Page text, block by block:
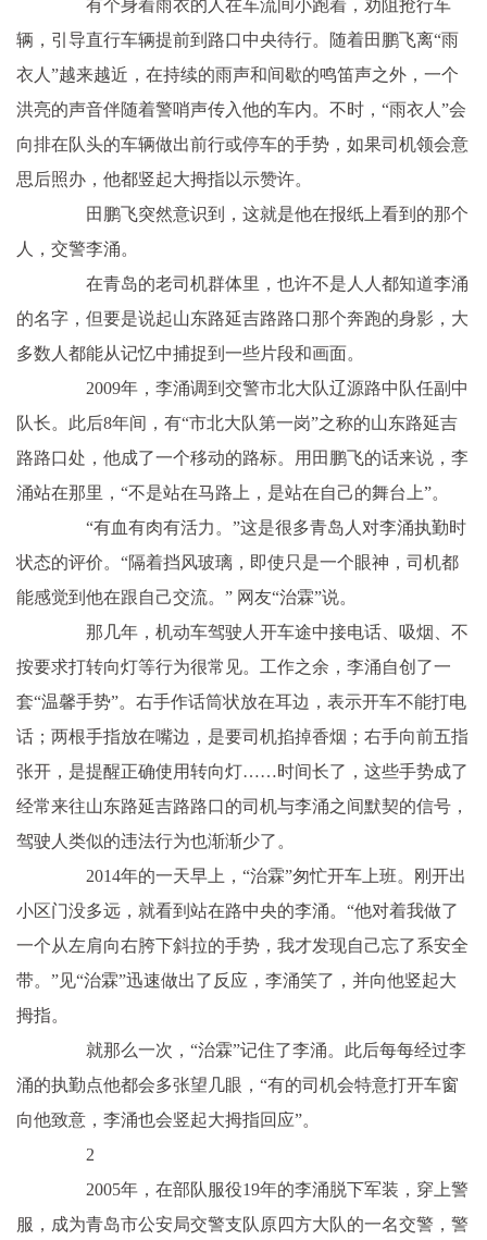
有个身着雨衣的人在车流间小跑着，劝阻抢行车
辆，引导直行车辆提前到路口中央待行。随着田鹏飞离“雨
衣人”越来越近，在持续的雨声和间歇的鸣笛声之外，一个
洪亮的声音伴随着警哨声传入他的车内。不时，“雨衣人”会
向排在队头的车辆做出前行或停车的手势，如果司机领会意
思后照办，他都竖起大拇指以示赞许。
田鹏飞突然意识到，这就是他在报纸上看到的那个
人，交警李涌。
在青岛的老司机群体里，也许不是人人都知道李涌
的名字，但要是说起山东路延吉路路口那个奔跑的身影，大
多数人都能从记忆中捕捉到一些片段和画面。
2009年，李涌调到交警市北大队辽源路中队任副中
队长。此后8年间，有“市北大队第一岗”之称的山东路延吉
路路口处，他成了一个移动的路标。用田鹏飞的话来说，李
涌站在那里，“不是站在马路上，是站在自己的舞台上”。
“有血有肉有活力。”这是很多青岛人对李涌执勤时
状态的评价。“隔着挡风玻璃，即使只是一个眼神，司机都
能感觉到他在跟自己交流。” 网友“治霖”说。
那几年，机动车驾驶人开车途中接电话、吸烟、不
按要求打转向灯等行为很常见。工作之余，李涌自创了一
套“温馨手势”。右手作话筒状放在耳边，表示开车不能打电
话；两根手指放在嘴边，是要司机掐掉香烟；右手向前五指
张开，是提醒正确使用转向灯……时间长了，这些手势成了
经常来往山东路延吉路路口的司机与李涌之间默契的信号，
驾驶人类似的违法行为也渐渐少了。
2014年的一天早上，“治霖”匆忙开车上班。刚开出
小区门没多远，就看到站在路中央的李涌。“他对着我做了
一个从左肩向右胯下斜拉的手势，我才发现自己忘了系安全
带。”见“治霖”迅速做出了反应，李涌笑了，并向他竖起大
拇指。
就那么一次，“治霖”记住了李涌。此后每每经过李
涌的执勤点他都会多张望几眼，“有的司机会特意打开车窗
向他致意，李涌也会竖起大拇指回应”。
2
2005年，在部队服役19年的李涌脱下军装，穿上警
服，成为青岛市公安局交警支队原四方大队的一名交警，警